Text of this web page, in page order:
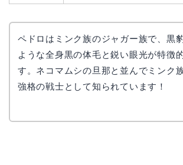
ペドロはミンク族のジャガー族で、黒
ような全身黒の体毛と鋭い眼光が特徴
す。ネコマムシの旦那と並んでミンク
強格の戦士として知られています！